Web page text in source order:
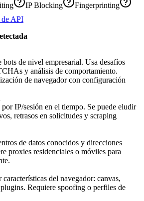
IP Blocking
Fingerprinting
de API
de nivel empresarial. Usa desafíos
y análisis de comportamiento.
de navegador con configuración
IP/sesión en el tiempo. Se puede eludir
retrasos en solicitudes y scraping
de datos conocidos y direcciones
proxies residenciales o móviles para
del navegador: canvas,
Requiere spoofing o perfiles de